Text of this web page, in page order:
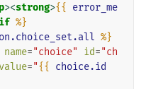
p><strong>{{
error_me
%}
%}
name="choice" id="ch
value="{{
choice.id